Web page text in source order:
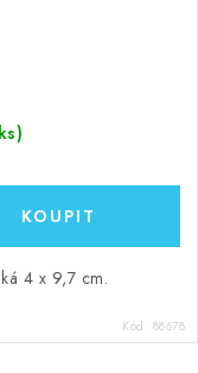
4 x 9,7 cm.
Kód: 88678